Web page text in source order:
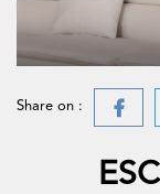
Share on :